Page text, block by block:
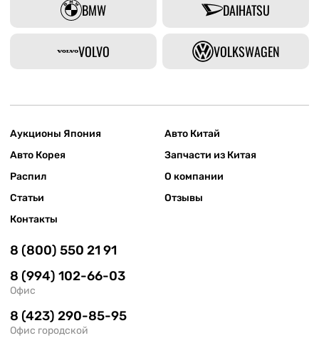
BMW DAIHATSU
VOLVO VOLKSWAGEN
Аукционы Япония
Авто Китай
Авто Корея
Запчасти из Китая
Распил
О компании
Статьи
Отзывы
Контакты
8 (800) 550 21 91
8 (994) 102-66-03
Офис
8 (423) 290-85-95
Офис городской